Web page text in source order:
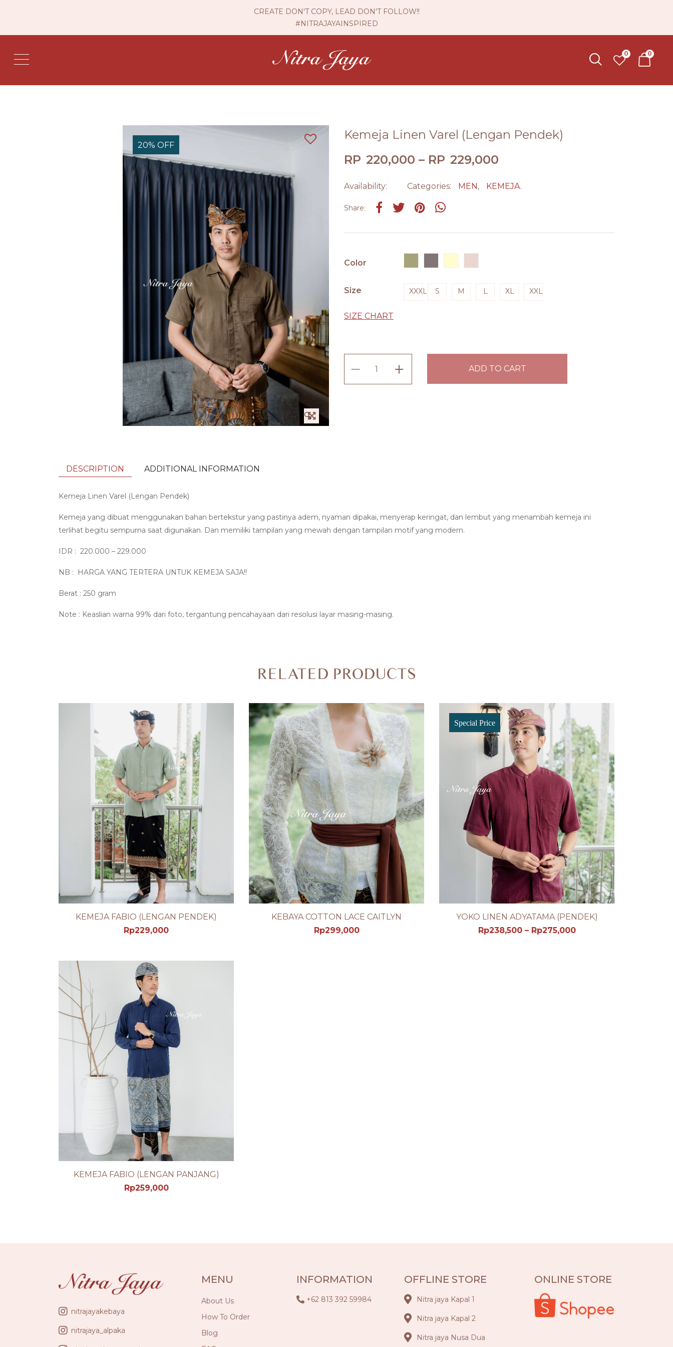
CREATE DON'T COPY, LEAD DON'T FOLLOW!!
#NITRAJAYAINSPIRED
0 0
🔍
20% OFF
Kemeja Linen Varel (Lengan Pendek)
RP 220,000 – RP 229,000
Availability: Categories: MEN, KEMEJA.
Share: Share on Facebook
TweetPin it Share on Whatsapp
Color
Size XXXL S M L XL XXL
SIZE CHART
Kemeja
ADD TO CART
DESCRIPTION ADDITIONAL INFORMATION
Kemeja Linen Varel (Lengan Pendek)
Kemeja yang dibuat menggunakan bahan bertekstur yang pastinya adem, nyaman dipakai, menyerap keringat, dan lembut yang menambah kemeja ini
terlihat begitu sempurna saat digunakan. Dan memiliki tampilan yang mewah dengan tampilan motif yang modern.
IDR : 220.000 – 229.000
NB : HARGA YANG TERTERA UNTUK KEMEJA SAJA!!
Berat : 250 gram
Note : Keaslian warna 99% dari foto, tergantung pencahayaan dari resolusi layar masing-masing.
RELATED PRODUCTS
SEE PRODUCT DETAIL
KEMEJA FABIO (LENGAN PENDEK)
Rp229,000 SEE PRODUCT DETAIL
KEBAYA COTTON LACE CAITLYN
Rp299,000
Special Price
SEE PRODUCT DETAIL
YOKO LINEN ADYATAMA (PENDEK)
Rp238,500– Rp275,000
SEE PRODUCT DETAIL
KEMEJA FABIO (LENGAN PANJANG)
Rp259,000
nitrajayakebaya
nitrajaya_alpaka
MENU
About Us
How To Order
Blog
INFORMATION
+62 813 392 59984
OFFLINE STORE
Nitra jaya Kapal 1
Nitra jaya Kapal 2
Nitra jaya Nusa Dua
ONLINE STORE